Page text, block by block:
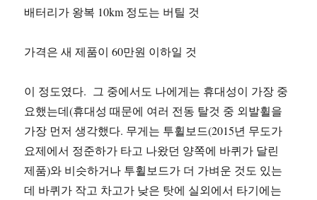
배터리가 왕복 10km 정도는 버틸 것
가격은 새 제품이 60만원 이하일 것
이 정도였다. 그 중에서도 나에게는 휴대성이 가장 중
요했는데(휴대성 때문에 여러 전동 탈것 중 외발휠을
가장 먼저 생각했다. 무게는 투휠보드(2015년 무도가
요제에서 정준하가 타고 나왔던 양쪽에 바퀴가 달린
제품)와 비슷하거나 투휠보드가 더 가벼운 것도 있는
데 바퀴가 작고 차고가 낮은 탓에 실외에서 타기에는